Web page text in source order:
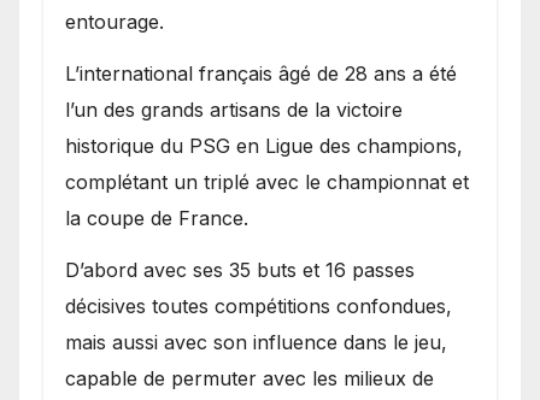
entourage.
L’international français âgé de 28 ans a été
l’un des grands artisans de la victoire
historique du PSG en Ligue des champions,
complétant un triplé avec le championnat et
la coupe de France.
D’abord avec ses 35 buts et 16 passes
décisives toutes compétitions confondues,
mais aussi avec son influence dans le jeu,
capable de permuter avec les milieux de